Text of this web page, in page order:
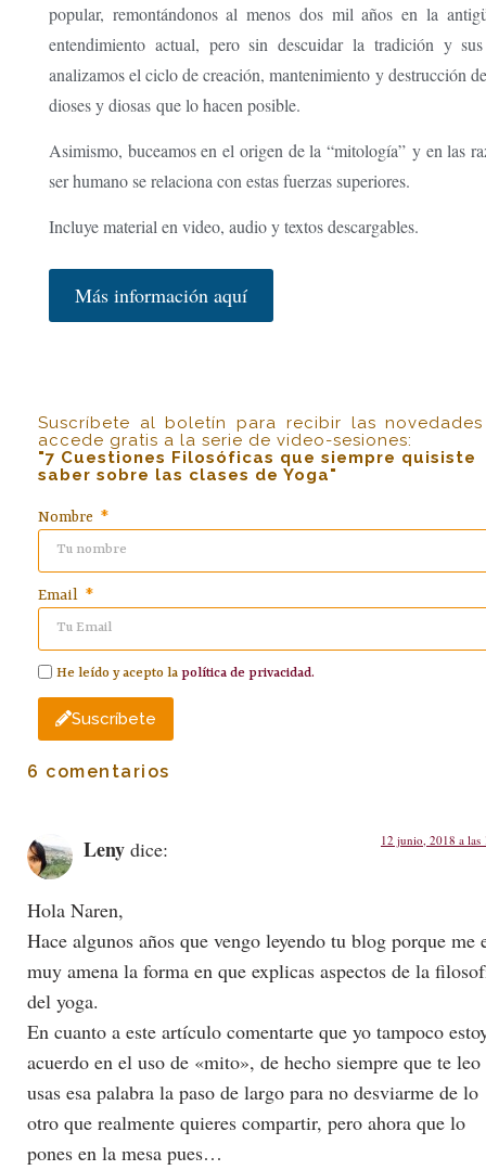
popular, remontándonos al menos dos mil años en la
entendimiento actual, pero sin descuidar la tradición y sus
analizamos el ciclo decreación, mantenimiento y destrucción
dioses y diosas que lo hacen posible.
Asimismo, buceamos en el origen de la “mitología” y en las
ser humano se relaciona con estas fuerzas superiores.
Incluye material en video, audio y textos descargables.
Más información aquí
Suscríbete al boletín para recibir las
accede gratis a la serie de video-sesiones:
"7 Cuestiones Filosóficas que siempre quisiste
saber sobre las clases de Yoga"
Nombre
Email
He leído y acepto la política de privacidad.
Suscríbete
6 comentarios
Leny dice: 12 junio, 2018 a las
Hola Naren,
Hace algunos años que vengo leyendo tu blog porque me
muy amena la forma en que explicas aspectos de la
del yoga.
En cuanto a este artículo comentarte que yo tampoco
acuerdo en el uso de «mito», de hecho siempre que te
usas esa palabra la paso de largo para no desviarme de lo
otro que realmente quieres compartir, pero ahora que lo
pones en la mesa pues…